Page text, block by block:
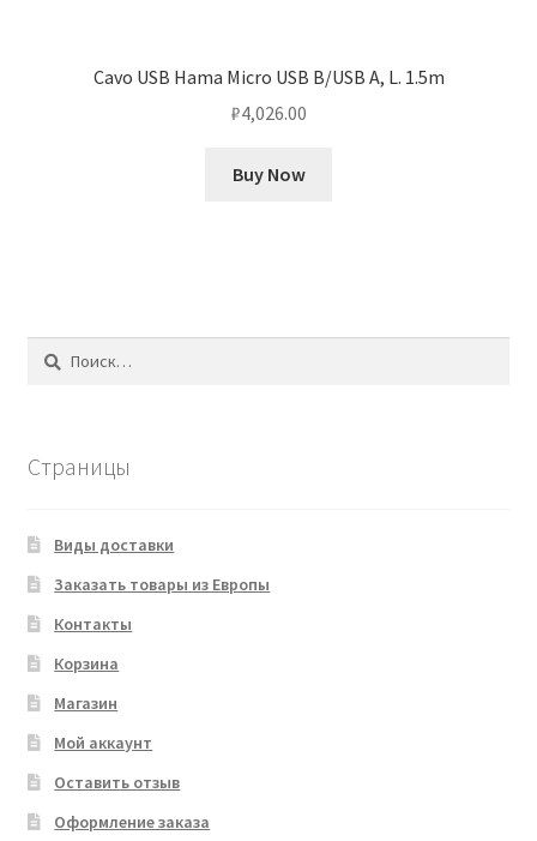
Cavo USB Hama Micro USB B/USB A, L. 1.5m
₽4,026.00
Buy Now
Найти:
Страницы
Виды доставки
Заказать товары из Европы
Контакты
Корзина
Магазин
Мой аккаунт
Оставить отзыв
Оформление заказа